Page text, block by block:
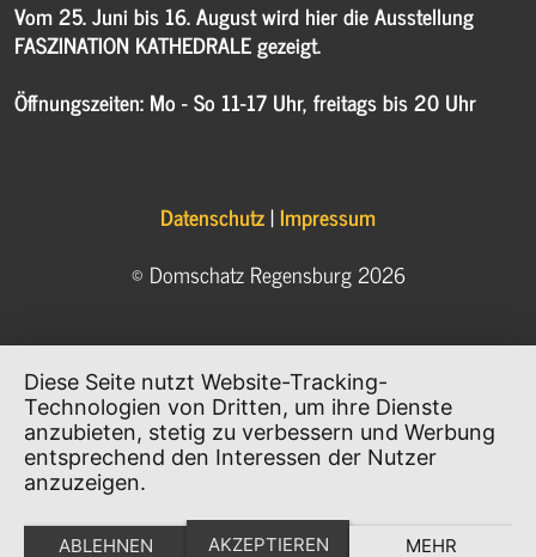
Vom 25. Juni bis 16. August wird hier die Ausstellung
FASZINATION KATHEDRALE gezeigt.
Öffnungszeiten: Mo - So 11-17 Uhr, freitags bis 20 Uhr
Datenschutz|Impressum
© Domschatz Regensburg 2026
Diese Seite nutzt Website-Tracking-
Technologien von Dritten, um ihre Dienste
anzubieten, stetig zu verbessern und Werbung
entsprechend den Interessen der Nutzer
anzuzeigen.
ABLEHNEN AKZEPTIEREN MEHR